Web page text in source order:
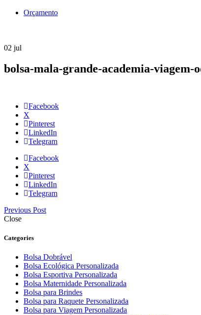
Orçamento
02 jul
bolsa-mala-grande-academia-
Facebook
X
Pinterest
LinkedIn
Telegram
Facebook
X
Pinterest
LinkedIn
Telegram
Previous Post
Close
Categories
Bolsa Dobrável
Bolsa Ecológica Personalizada
Bolsa Esportiva Personalizada
Bolsa Maternidade Personalizada
Bolsa para Brindes
Bolsa para Raquete Personalizada
Bolsa para Viagem Personalizada